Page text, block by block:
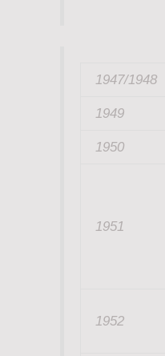
1947/1948
1949
1950
1951
1952